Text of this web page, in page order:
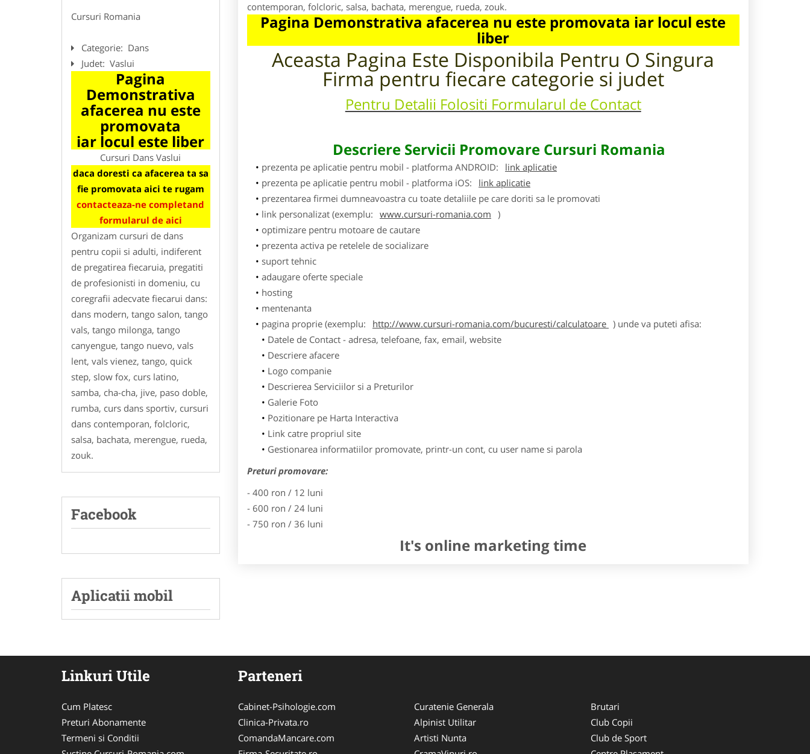
Cursuri Romania
Categorie: Dans
Judet: Vaslui
Pagina
Demonstrativa
afacerea nu este
promovata
iar locul este liber
Cursuri Dans Vaslui
daca doresti ca afacerea ta sa
fie promovata aici te rugam
contacteaza-ne completand
formularul de aici
Organizam cursuri de dans
pentru copii si adulti, indiferent
de pregatirea fiecaruia, pregatiti
de profesionisti in domeniu, cu
coregrafii adecvate fiecarui dans:
dans modern, tango salon, tango
vals, tango milonga, tango
canyengue, tango nuevo, vals
lent, vals vienez, tango, quick
step, slow fox, curs latino,
samba, cha-cha, jive, paso doble,
rumba, curs dans sportiv, cursuri
dans contemporan, folcloric,
salsa, bachata, merengue, rueda,
zouk.
Facebook
Aplicatii mobil
contemporan, folcloric, salsa, bachata, merengue, rueda, zouk.
Pagina Demonstrativa afacerea nu este promovata iar locul este
liber
Aceasta Pagina Este Disponibila Pentru O Singura
Firma pentru fiecare categorie si judet
Pentru Detalii Folositi Formularul de Contact
Descriere Servicii Promovare Cursuri Romania
prezenta pe aplicatie pentru mobil - platforma ANDROID:
link aplicatie
prezenta pe aplicatie pentru mobil - platforma iOS:
link aplicatie
prezentarea firmei dumneavoastra cu toate detaliile pe care doriti sa le promovati
link personalizat (exemplu: www.cursuri-romania.com )
optimizare pentru motoare de cautare
prezenta activa pe retelele de socializare
suport tehnic
adaugare oferte speciale
hosting
mentenanta
pagina proprie (exemplu:
http://www.cursuri-romania.com/bucuresti/calculatoare ) unde va puteti afisa:
Datele de Contact - adresa, telefoane, fax, email, website
Descriere afacere
Logo companie
Descrierea Serviciilor si a Preturilor
Galerie Foto
Pozitionare pe Harta Interactiva
Link catre propriul site
Gestionarea informatiilor promovate, printr-un cont, cu user name si parola
Preturi promovare:
- 400 ron / 12 luni
- 600 ron / 24 luni
- 750 ron / 36 luni
It's online marketing time
Linkuri Utile
Cum Platesc
Preturi Abonamente
Termeni si Conditii
Parteneri
Cabinet-Psihologie.com
Clinica-Privata.ro
ComandaMancare.com
Curatenie Generala
Alpinist Utilitar
Artisti Nunta
Brutari
Club Copii
Club de Sport